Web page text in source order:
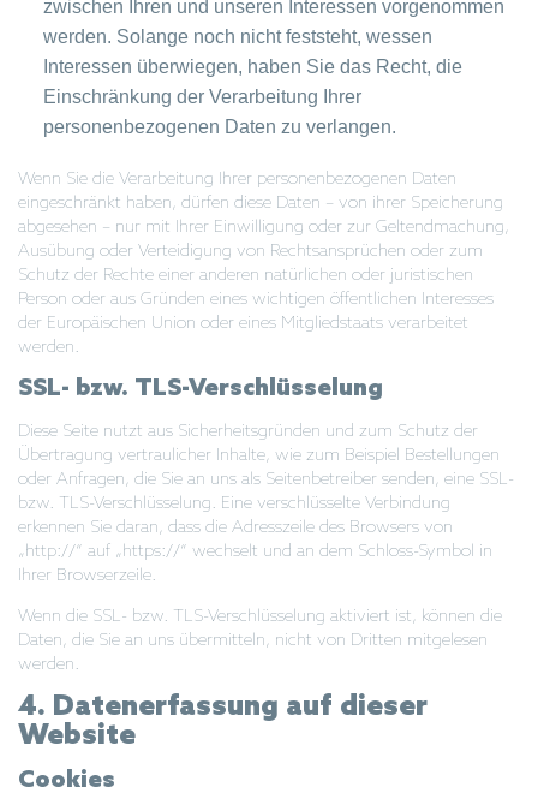
zwischen Ihren und unseren Interessen vorgenommen
werden. Solange noch nicht feststeht, wessen
Interessen überwiegen, haben Sie das Recht, die
Einschränkung der Verarbeitung Ihrer
personenbezogenen Daten zu verlangen.
Wenn Sie die Verarbeitung Ihrer personenbezogenen Daten
eingeschränkt haben, dürfen diese Daten – von ihrer Speicherung
abgesehen – nur mit Ihrer Einwilligung oder zur Geltendmachung,
Ausübung oder Verteidigung von Rechtsansprüchen oder zum
Schutz der Rechte einer anderen natürlichen oder juristischen
Person oder aus Gründen eines wichtigen öffentlichen Interesses
der Europäischen Union oder eines Mitgliedstaats verarbeitet
werden.
SSL- bzw. TLS-Verschlüsselung
Diese Seite nutzt aus Sicherheitsgründen und zum Schutz der
Übertragung vertraulicher Inhalte, wie zum Beispiel Bestellungen
oder Anfragen, die Sie an uns als Seitenbetreiber senden, eine SSL-
bzw. TLS-Verschlüsselung. Eine verschlüsselte Verbindung
erkennen Sie daran, dass die Adresszeile des Browsers von
„http://“ auf „https://“ wechselt und an dem Schloss-Symbol in
Ihrer Browserzeile.
Wenn die SSL- bzw. TLS-Verschlüsselung aktiviert ist, können die
Daten, die Sie an uns übermitteln, nicht von Dritten mitgelesen
werden.
4. Datenerfassung auf dieser
Website
Cookies